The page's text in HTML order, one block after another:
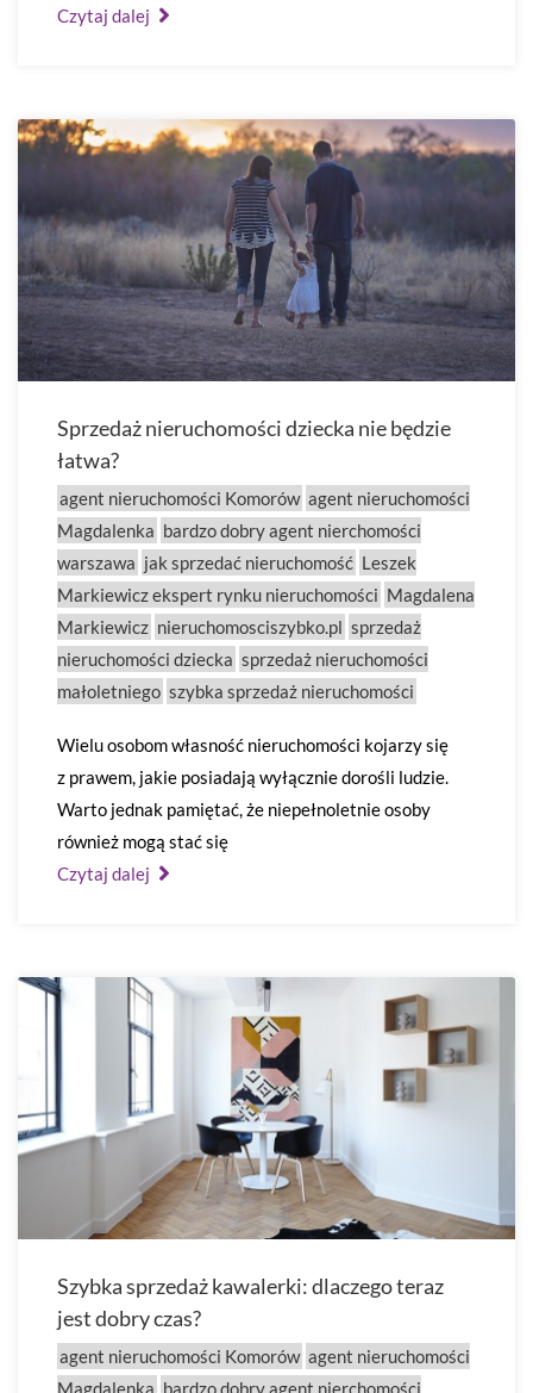
Czytaj dalej
Sprzedaż nieruchomości dziecka nie będzie
łatwa?
agent nieruchomości Komorów agent nieruchomości
Magdalenka bardzo dobry agent nierchomości
warszawa jak sprzedać nieruchomość Leszek
Markiewicz ekspert rynku nieruchomości Magdalena
Markiewicz nieruchomosciszybko.pl sprzedaż
nieruchomości dziecka sprzedaż nieruchomości
małoletniego szybka sprzedaż nieruchomości
Wielu osobom własność nieruchomości kojarzy się
z prawem, jakie posiadają wyłącznie dorośli ludzie.
Warto jednak pamiętać, że niepełnoletnie osoby
również mogą stać się
Czytaj dalej
Szybka sprzedaż kawalerki: dlaczego teraz
jest dobry czas?
agent nieruchomości Komorów agent nieruchomości
Magdalenka bardzo dobry agent nierchomości